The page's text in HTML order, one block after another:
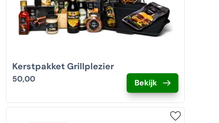
Kerstpakket Grillplezier
50,00 Bekijk